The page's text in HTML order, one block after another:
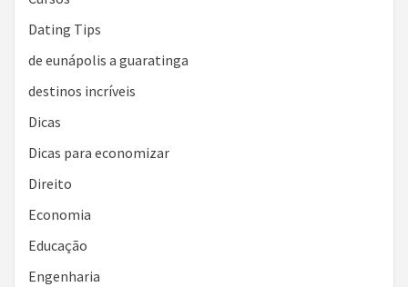
Dating Tips
de eunápolis a guaratinga
destinos incríveis
Dicas
Dicas para economizar
Direito
Economia
Educação
Engenharia